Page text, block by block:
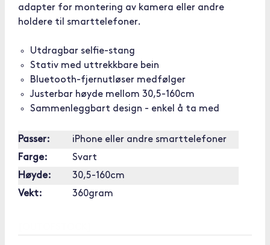
adapter for montering av kamera eller andre
holdere til smarttelefoner.
Utdragbar selfie-stang
Stativ med uttrekkbare bein
Bluetooth-fjernutløser medfølger
Justerbar høyde mellom 30,5-160cm
Sammenleggbart design - enkel å ta med
Passer:
iPhone eller andre smarttelefoner
Farge:
Svart
Høyde:
30,5-160cm
Vekt:
360gram